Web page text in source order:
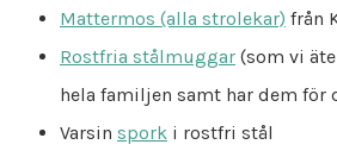
Mattermos (alla strolekar) från
Rostfria stålmuggar (som vi
hela familjen samt har dem för
Varsin spork i rostfri stål